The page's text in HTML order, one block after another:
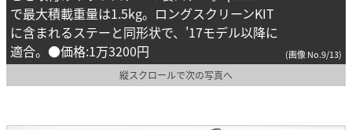
で最大積載重量は1.5kg。ロングスクリーンKIT
に含まれるステーと同形状で、'17モデル以降に
適合。●価格:1万3200円
(画像 No.9/13)
縦スクロールで次の写真へ